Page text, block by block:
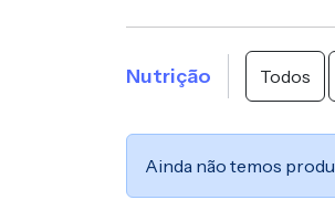
Nutrição Todos
Ainda não temos